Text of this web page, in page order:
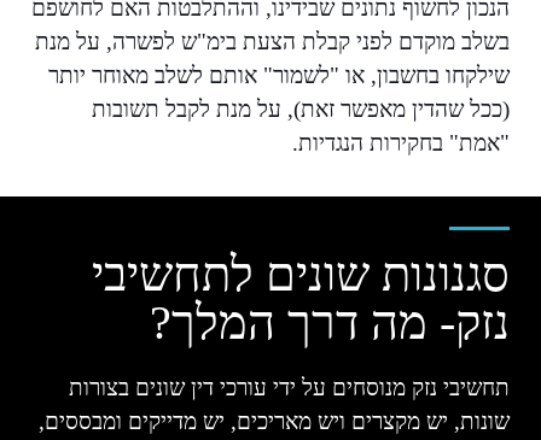
הנכון לחשוף נתונים שבידינו, וההתלבטות האם לחושפם
בשלב מוקדם לפני קבלת הצעת בימ"ש לפשרה, על מנת
שילקחו בחשבון, או "לשמור" אותם לשלב מאוחר יותר
(ככל שהדין מאפשר זאת), על מנת לקבל תשובות
"אמת" בחקירות הנגדיות.
סגנונות שונים לתחשיבי
נזק- מה דרך המלך?
תחשיבי נזק מנוסחים על ידי עורכי דין שונים בצורות
שונות, יש מקצרים ויש מאריכים, יש מדייקים ומבססים,